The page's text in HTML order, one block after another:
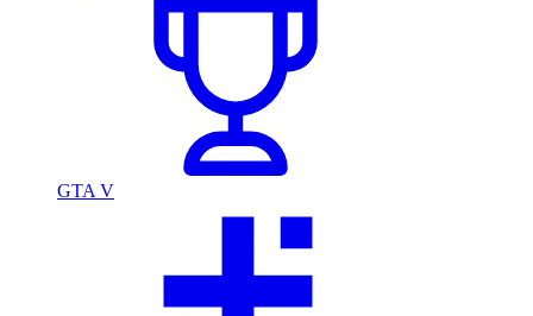
GTA V